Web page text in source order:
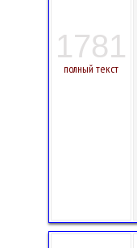
1781
полный текст